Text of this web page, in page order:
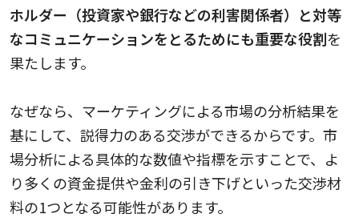
ホルダー（投資家や銀行などの利害関係者）と対等
なコミュニケーションをとるためにも重要な役割を
果たします。
なぜなら、マーケティングによる市場の分析結果を
基にして、説得力のある交渉ができるからです。市
場分析による具体的な数値や指標を示すことで、よ
り多くの資金提供や金利の引き下げといった交渉材
料の1つとなる可能性があります。